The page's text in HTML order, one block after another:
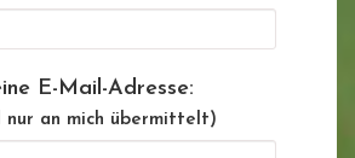
E-Mail-Adresse:
nur an mich übermittelt)